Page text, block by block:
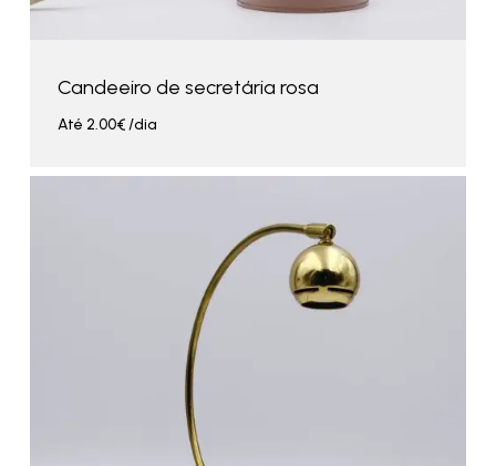
Candeeiro de secretária rosa
Até 2.00€/dia